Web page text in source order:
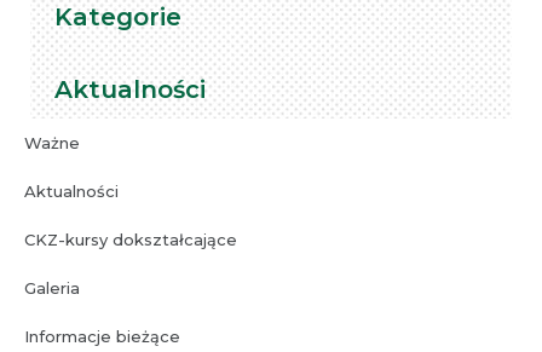
Kategorie
Ważne
Aktualności
CKZ-kursy dokształcające
Galeria
Informacje bieżące
Aktualności